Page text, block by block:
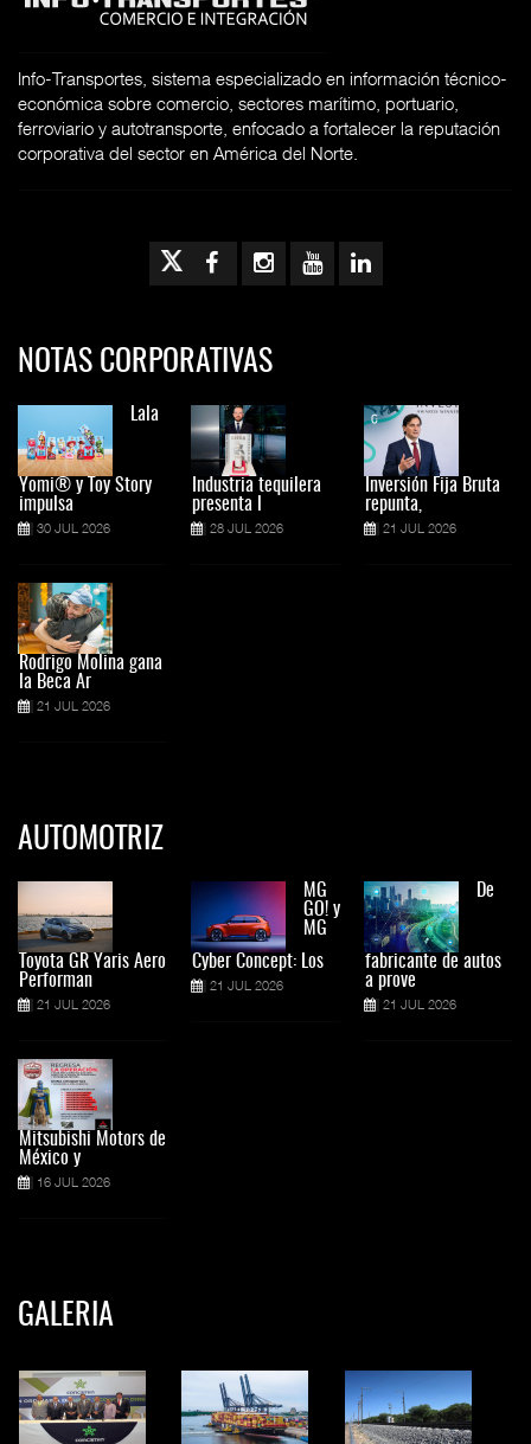
Info-Transportes, sistema especializado en información técnico-
económica sobre comercio, sectores marítimo, portuario,
ferroviario y autotransporte, enfocado a fortalecer la reputación
corporativa del sector en América del Norte.
NOTAS CORPORATIVAS
Lala
Yomi® y Toy Story
impulsa
30 JUL 2026
Rodrigo Molina gana
la Beca Ar
21 JUL 2026
Industria tequilera
presenta l
28 JUL 2026
Inversión Fija Bruta
repunta,
21 JUL 2026
AUTOMOTRIZ
Toyota GR Yaris Aero
Performan
21 JUL 2026
Mitsubishi Motors de
México y
16 JUL 2026
MG
GO! y
MG
Cyber Concept: Los
21 JUL 2026
De
fabricante de autos
a prove
21 JUL 2026
GALERIA